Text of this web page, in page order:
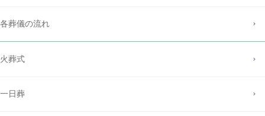
各葬儀の流れ
火葬式
一日葬